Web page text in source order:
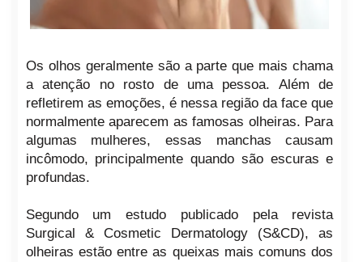
Os olhos geralmente são a parte que mais chama
a atenção no rosto de uma pessoa. Além de
refletirem as emoções, é nessa região da face que
normalmente aparecem as famosas olheiras. Para
algumas mulheres, essas manchas causam
incômodo, principalmente quando são escuras e
profundas.
Segundo um estudo publicado pela revista
Surgical & Cosmetic Dermatology (S&CD), as
olheiras estão entre as queixas mais comuns dos